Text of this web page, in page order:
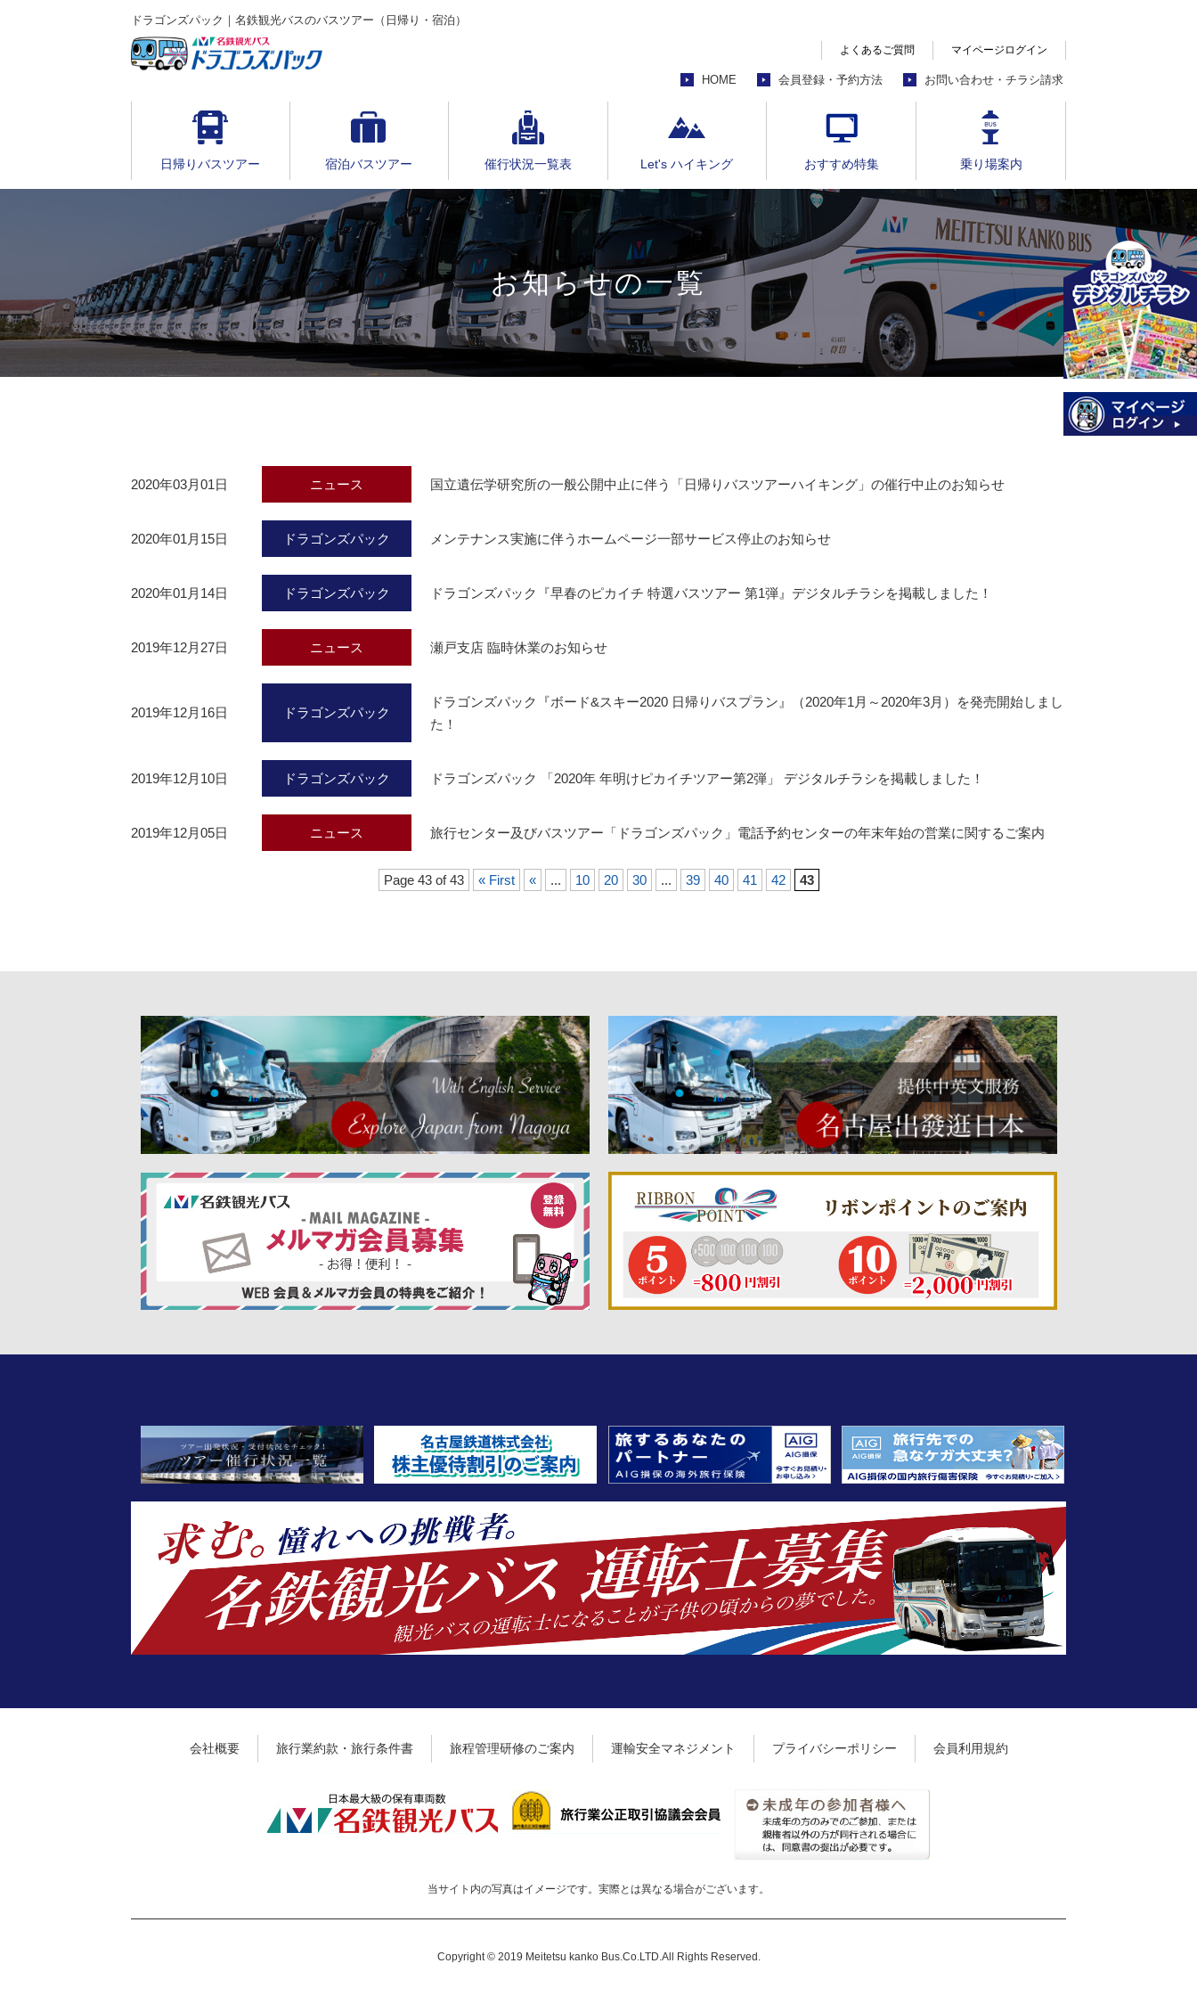
ドラゴンズパック｜名鉄観光バスのバスツアー（日帰り・宿泊）
よくあるご質問 マイページログイン
HOME 会員登録・予約方法 お問い合わせ・チラシ請求
日帰りバスツアー 宿泊バスツアー 催行状況一覧表 Let's ハイキング おすすめ特集 乗り場案内
お知らせの一覧
2020年03月01日 ニュース 国立遺伝学研究所の一般公開中止に伴う「日帰りバスツアーハイキング」の催行中止のお知らせ
2020年01月15日 ドラゴンズパック メンテナンス実施に伴うホームページ一部サービス停止のお知らせ
2020年01月14日 ドラゴンズパック ドラゴンズパック『早春のピカイチ 特選バスツアー 第1弾』デジタルチラシを掲載しました！
2019年12月27日 ニュース 瀬戸支店 臨時休業のお知らせ
2019年12月16日 ドラゴンズパック
ドラゴンズパック『ボード&スキー2020 日帰りバスプラン』（2020年1月～2020年3月）を発売開始しまし
た！
2019年12月10日 ドラゴンズパック ドラゴンズパック 「2020年 年明けピカイチツアー第2弾」 デジタルチラシを掲載しました！
2019年12月05日 ニュース 旅行センター及びバスツアー「ドラゴンズパック」電話予約センターの年末年始の営業に関するご案内
Page 43 of 43 « First « ... 10 20 30 ... 39 40 41 42 43
会社概要 旅行業約款・旅行条件書 旅程管理研修のご案内 運輸安全マネジメント プライバシーポリシー 会員利用規約
当サイト内の写真はイメージです。 実際とは異なる場合がございます。
Copyright © 2019 Meitetsu kanko Bus.Co.LTD.All Rights Reserved.